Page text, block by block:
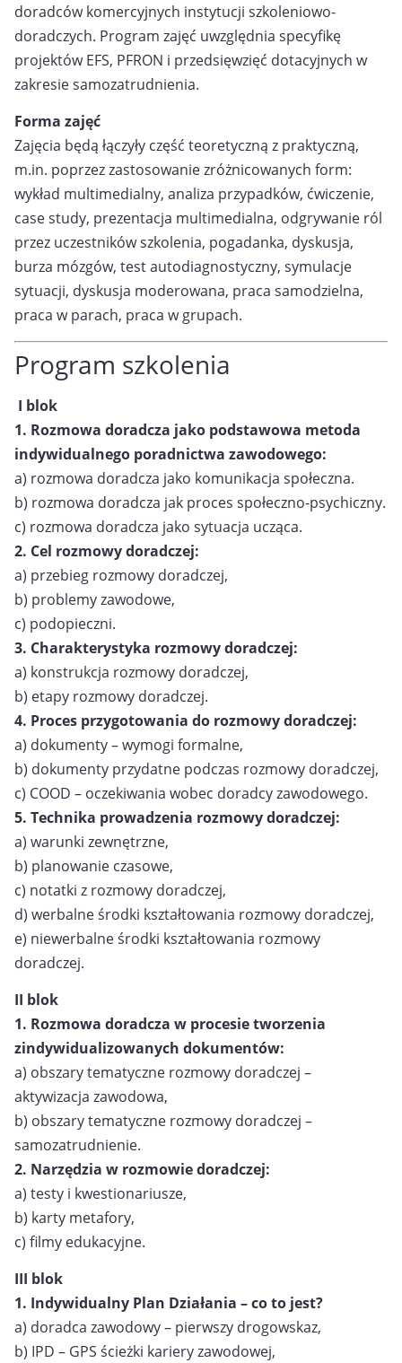
doradców komercyjnych instytucji szkoleniowo-
doradczych. Program zajęć uwzględnia specyfikę
projektów EFS, PFRON i przedsięwzięć dotacyjnych w
zakresie samozatrudnienia.
Forma zajęć
Zajęcia będą łączyły część teoretyczną z praktyczną,
m.in. poprzez zastosowanie zróżnicowanych form:
wykład multimedialny, analiza przypadków, ćwiczenie,
case study, prezentacja multimedialna, odgrywanie ról
przez uczestników szkolenia, pogadanka, dyskusja,
burza mózgów, test autodiagnostyczny, symulacje
sytuacji, dyskusja moderowana, praca samodzielna,
praca w parach, praca w grupach.
Program szkolenia
I blok
1. Rozmowa doradcza jako podstawowa metoda
indywidualnego poradnictwa zawodowego:
a) rozmowa doradcza jako komunikacja społeczna.
b) rozmowa doradcza jak proces społeczno-psychiczny.
c) rozmowa doradcza jako sytuacja ucząca.
2. Cel rozmowy doradczej:
a) przebieg rozmowy doradczej,
b) problemy zawodowe,
c) podopieczni.
3. Charakterystyka rozmowy doradczej:
a) konstrukcja rozmowy doradczej,
b) etapy rozmowy doradczej.
4. Proces przygotowania do rozmowy doradczej:
a) dokumenty – wymogi formalne,
b) dokumenty przydatne podczas rozmowy doradczej,
c) COOD – oczekiwania wobec doradcy zawodowego.
5. Technika prowadzenia rozmowy doradczej:
a) warunki zewnętrzne,
b) planowanie czasowe,
c) notatki z rozmowy doradczej,
d) werbalne środki kształtowania rozmowy doradczej,
e) niewerbalne środki kształtowania rozmowy
doradczej.
II blok
1. Rozmowa doradcza w procesie tworzenia
zindywidualizowanych dokumentów:
a) obszary tematyczne rozmowy doradczej –
aktywizacja zawodowa,
b) obszary tematyczne rozmowy doradczej –
samozatrudnienie.
2. Narzędzia w rozmowie doradczej:
a) testy i kwestionariusze,
b) karty metafory,
c) filmy edukacyjne.
III blok
1. Indywidualny Plan Działania – co to jest?
a) doradca zawodowy – pierwszy drogowskaz,
b) IPD – GPS ścieżki kariery zawodowej,